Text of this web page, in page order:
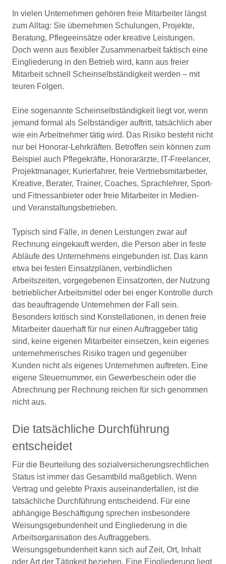
In vielen Unternehmen gehören freie Mitarbeiter längst
zum Alltag: Sie übernehmen Schulungen, Projekte,
Beratung, Pflegeeinsätze oder kreative Leistungen.
Doch wenn aus flexibler Zusammenarbeit faktisch eine
Eingliederung in den Betrieb wird, kann aus freier
Mitarbeit schnell Scheinselbständigkeit werden – mit
teuren Folgen.
Eine sogenannte Scheinselbständigkeit liegt vor, wenn
jemand formal als Selbständiger auftritt, tatsächlich aber
wie ein Arbeitnehmer tätig wird. Das Risiko besteht nicht
nur bei Honorar-Lehrkräften. Betroffen sein können zum
Beispiel auch Pflegekräfte, Honorarärzte, IT-Freelancer,
Projektmanager, Kurierfahrer, freie Vertriebsmitarbeiter,
Kreative, Berater, Trainer, Coaches, Sprachlehrer, Sport-
und Fitnessanbieter oder freie Mitarbeiter in Medien-
und Veranstaltungsbetrieben.
Typisch sind Fälle, in denen Leistungen zwar auf
Rechnung eingekauft werden, die Person aber in feste
Abläufe des Unternehmens eingebunden ist. Das kann
etwa bei festen Einsatzplänen, verbindlichen
Arbeitszeiten, vorgegebenen Einsatzorten, der Nutzung
betrieblicher Arbeitsmittel oder bei enger Kontrolle durch
das beauftragende Unternehmen der Fall sein.
Besonders kritisch sind Konstellationen, in denen freie
Mitarbeiter dauerhaft für nur einen Auftraggeber tätig
sind, keine eigenen Mitarbeiter einsetzen, kein eigenes
unternehmerisches Risiko tragen und gegenüber
Kunden nicht als eigenes Unternehmen auftreten. Eine
eigene Steuernummer, ein Gewerbeschein oder die
Abrechnung per Rechnung reichen für sich genommen
nicht aus.
Die tatsächliche Durchführung
entscheidet
Für die Beurteilung des sozialversicherungsrechtlichen
Status ist immer das Gesamtbild maßgeblich. Wenn
Vertrag und gelebte Praxis auseinanderfallen, ist die
tatsächliche Durchführung entscheidend. Für eine
abhängige Beschäftigung sprechen insbesondere
Weisungsgebundenheit und Eingliederung in die
Arbeitsorganisation des Auftraggebers.
Weisungsgebundenheit kann sich auf Zeit, Ort, Inhalt
oder Art der Tätigkeit beziehen. Eine Eingliederung liegt